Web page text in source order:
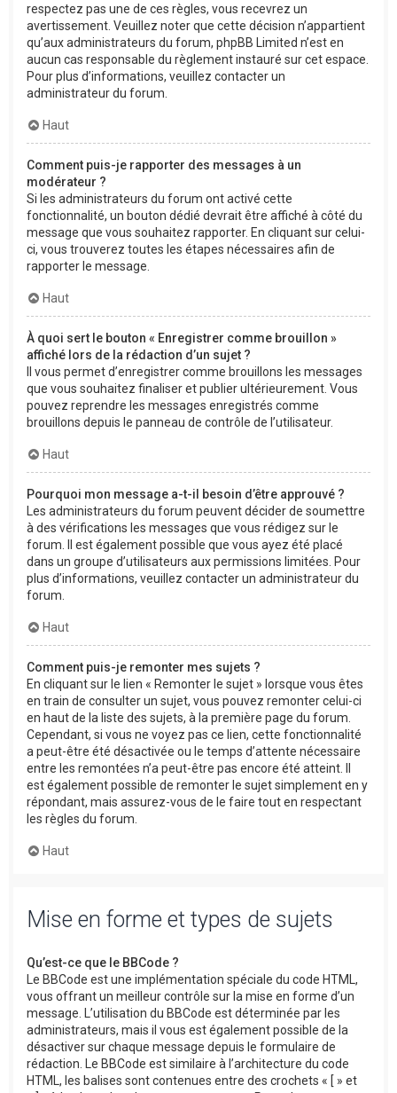
respectez pas une de ces règles, vous recevrez un
avertissement. Veuillez noter que cette décision n’appartient
qu’aux administrateurs du forum, phpBB Limited n’est en
aucun cas responsable du règlement instauré sur cet espace.
Pour plus d’informations, veuillez contacter un
administrateur du forum.
Haut
Comment puis-je rapporter des messages à un
modérateur ?
Si les administrateurs du forum ont activé cette
fonctionnalité, un bouton dédié devrait être affiché à côté du
message que vous souhaitez rapporter. En cliquant sur celui-
ci, vous trouverez toutes les étapes nécessaires afin de
rapporter le message.
Haut
À quoi sert le bouton « Enregistrer comme brouillon »
affiché lors de la rédaction d’un sujet ?
Il vous permet d’enregistrer comme brouillons les messages
que vous souhaitez finaliser et publier ultérieurement. Vous
pouvez reprendre les messages enregistrés comme
brouillons depuis le panneau de contrôle de l’utilisateur.
Haut
Pourquoi mon message a-t-il besoin d’être approuvé ?
Les administrateurs du forum peuvent décider de soumettre
à des vérifications les messages que vous rédigez sur le
forum. Il est également possible que vous ayez été placé
dans un groupe d’utilisateurs aux permissions limitées. Pour
plus d’informations, veuillez contacter un administrateur du
forum.
Haut
Comment puis-je remonter mes sujets ?
En cliquant sur le lien « Remonter le sujet » lorsque vous êtes
en train de consulter un sujet, vous pouvez remonter celui-ci
en haut de la liste des sujets, à la première page du forum.
Cependant, si vous ne voyez pas ce lien, cette fonctionnalité
a peut-être été désactivée ou le temps d’attente nécessaire
entre les remontées n’a peut-être pas encore été atteint. Il
est également possible de remonter le sujet simplement en y
répondant, mais assurez-vous de le faire tout en respectant
les règles du forum.
Haut
Mise en forme et types de sujets
Qu’est-ce que le BBCode ?
Le BBCode est une implémentation spéciale du code HTML,
vous offrant un meilleur contrôle sur la mise en forme d’un
message. L’utilisation du BBCode est déterminée par les
administrateurs, mais il vous est également possible de la
désactiver sur chaque message depuis le formulaire de
rédaction. Le BBCode est similaire à l’architecture du code
HTML, les balises sont contenues entre des crochets « [ » et